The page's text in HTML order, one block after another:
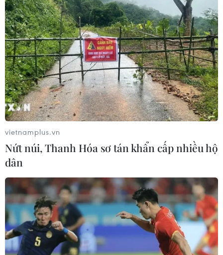
vietnamplus.vn
Nứt núi, Thanh Hóa sơ tán khẩn cấp nhiều hộ
dân